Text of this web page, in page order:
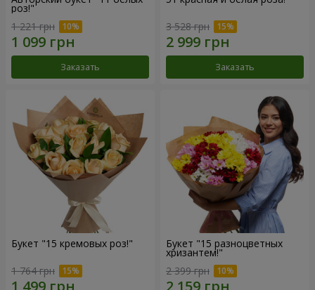
роз!"
1 221 грн
Заказать
3 528 грн
Заказать
Букет "15 кремовых роз!"
1 764 грн
Букет "15 разноцветных
хризантем!"
2 399 грн